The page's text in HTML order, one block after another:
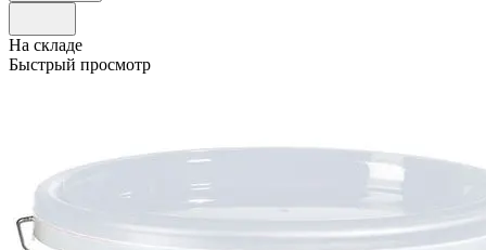
На складе
Быстрый просмотр